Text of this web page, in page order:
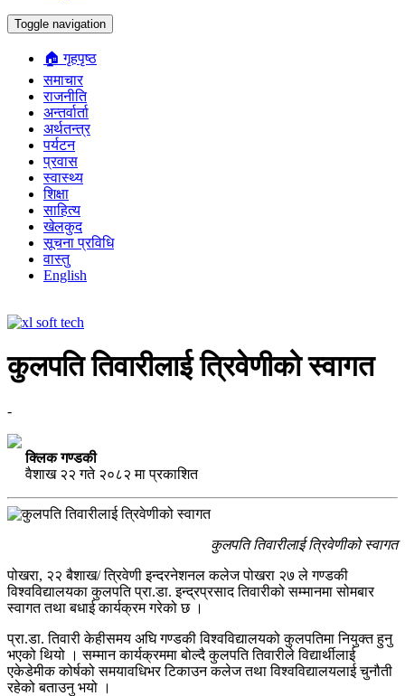
Toggle navigation
🏠 गृहपृष्ठ
समाचार
राजनीति
अन्तर्वार्ता
अर्थतन्त्र
पर्यटन
प्रवास
स्वास्थ्य
शिक्षा
साहित्य
खेलकुद
सूचना प्रविधि
वास्तु
English
कुलपति तिवारीलाई त्रिवेणीको स्वागत
-
क्लिक गण्डकी
वैशाख २२ गते २०८२ मा प्रकाशित
कुलपति तिवारीलाई त्रिवेणीको स्वागत
पोखरा, २२ बैशाख/ त्रिवेणी इन्दरनेशनल कलेज पोखरा २७ ले गण्डकी
विश्वविद्यालयका कुलपति प्रा.डा. इन्द्रप्रसाद तिवारीको सम्मानमा सोमबार
स्वागत तथा बधाई कार्यक्रम गरेको छ ।
प्रा.डा. तिवारी केहीसमय अघि गण्डकी विश्वविद्यालयको कुलपतिमा नियुक्त हुनु
भएको थियो । सम्मान कार्यक्रममा बोल्दै कुलपति तिवारीले विद्यार्थीलाई
एकेडेमीक कोर्षको समयावधिभर टिकाउन कलेज तथा विश्वविद्यालयलाई चुनौती
रहेको बताउनु भयो ।